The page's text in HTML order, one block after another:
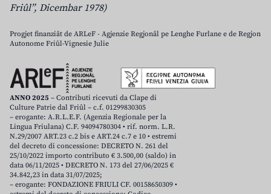
Friûl”, Dicembar 1978)
Progjet finanziât de ARLeF - Agjenzie Regjonâl pe Lenghe Furlane e de Regjon
Autonome Friûl-Vignesie Julie
ANNO 2025 – Contributi ricevuti da Clape di
Culture Patrie dal Friûl – c.f. 01299830305
– erogante: A.R.L.E.F. (Agenzia Regionale per la
Lingua Friulana) C.F. 94094780304 • rif. norm. L.R.
N.29/2007 ART.23 c.2 bis e ART.24 c.7 e 10 • estremi
del decreto di concessione: DECRETO N. 261 del
25/10/2022 importo contributo € 3.500,00 (saldo) in
data 06/11/2025 • DECRETO N. 173 del 27/06/2025 €
34.842,23 in data 31/07/2025;
– erogante: FONDAZIONE FRIULI CF. 00158650309 •